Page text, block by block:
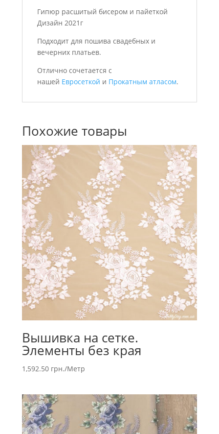
Гипюр расшитый бисером и пайеткой
Дизайн 2021г
Подходит для пошива свадебных и
вечерних платьев.
Отлично сочетается с
нашей Евросеткой и Прокатным атласом.
Похожие товары
Вышивка на сетке.
Элементы без края
1,592.50 грн./Метр